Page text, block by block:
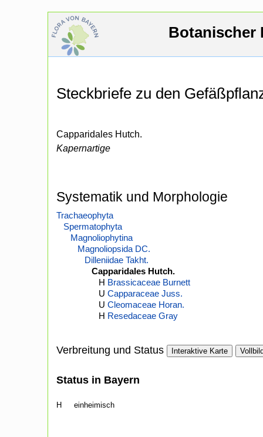
Botanischer
Steckbriefe zu den
Capparidales Hutch.
Kapernartige
Systematik und Morphologie
Trachaeophyta
Spermatophyta
Magnoliophytina
Magnoliopsida DC.
Dilleniidae Takht.
Capparidales Hutch.
H Brassicaceae Burnett
U Capparaceae Juss.
U Cleomaceae Horan.
H Resedaceae Gray
Verbreitung und Status Interaktive Karte
Status in Bayern
H einheimisch